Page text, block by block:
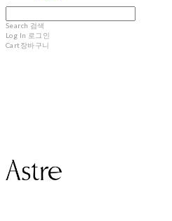
Search 검색
Log In 로그인
Cart장바구니